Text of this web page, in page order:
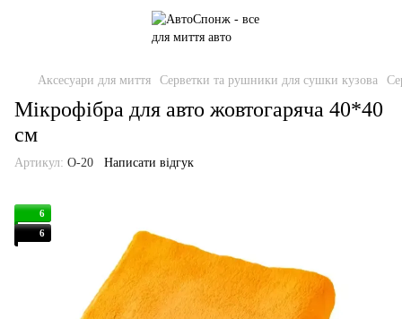
Аксесуари для миття Серветки та рушники для сушки кузова
Мікрофібра для авто жовтогаряча 40*40
см
Артикул: O-20 Написати відгук
6
6